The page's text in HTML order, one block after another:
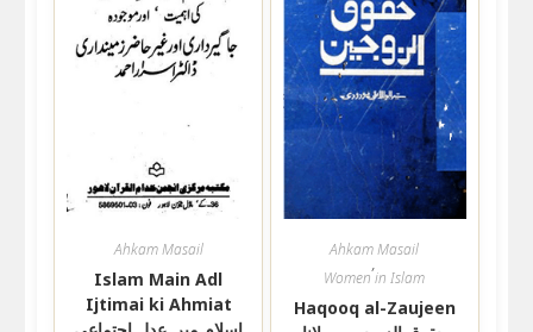
Ahkam Masail
Islam Main Adl
Ijtimai ki Ahmiat
Ahkam Masail
,
Women in Islam
Haqooq al-Zaujeen